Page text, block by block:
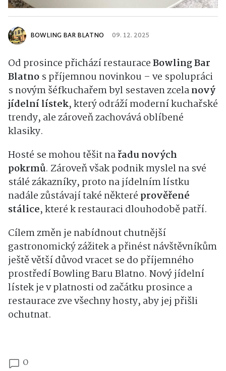
BOWLING BAR BLATNO 09. 12. 2025
Od prosince přichází restauraceBowling Bar
Blatno s příjemnou novinkou – ve spolupráci
s novým šéfkuchařem byl sestaven zcelanový
jídelní lístek, který odráží moderní kuchařské
trendy, ale zároveň zachovává oblíbené
klasiky.
Hosté se mohou těšit nařadu nových
pokrmů. Zároveň však podnik myslel na své
stálé zákazníky, proto na jídelním lístku
nadále zůstávají také některé prověřené
stálice, které k restauraci dlouhodobě patří.
Cílem změn je nabídnout chutnější
gastronomický zážitek a přinést návštěvníkům
ještě větší důvod vracet se do příjemného
prostředí Bowling Baru Blatno. Nový jídelní
lístek je v platnosti od začátku prosince a
restaurace zve všechny hosty, aby jej přišli
ochutnat.
0